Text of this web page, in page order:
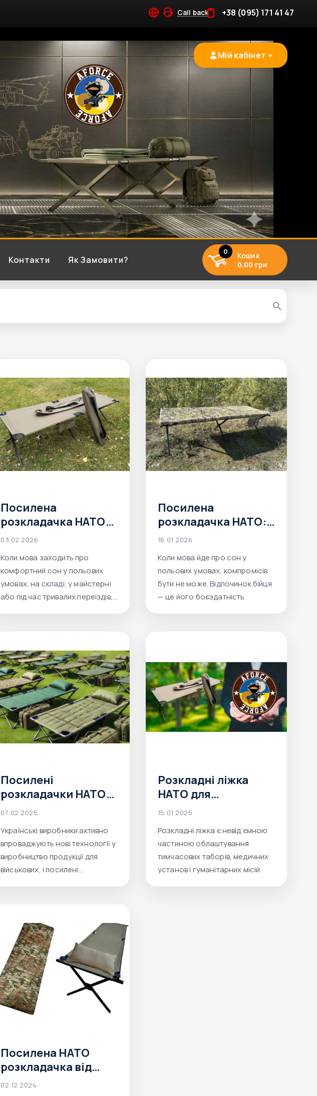
Call back +38 (095) 171 41 47
Мій кабінет
Контакти Як Замовити?
0
Кошик
0,00 грн
Посилена
розкладачка НАТО
від AFORCE
03 02 2026
Коли мова заходить про
комфортний сон у польових
умовах, на складі, у майстерні
або під час тривалих переїздів,
Посилена
розкладачка НАТО:
сталевий каркас, до
Олива, Піксель,
Мультикам — Aforce
16 01 2026
Коли мова йде про сон у
польових умовах, компромісів
бути не може. Відпочинок бійця
— це його боєздатність.
Посилені
розкладачки НАТО
від українського
комфорт,
довговічність і
сучасні рішення.
07 02 2025
Українські виробники активно
впроваджують нові технології у
виробництво продукції для
військових, і посилені
Розкладні ліжка
НАТО для
екстремальних
польових таборів,
гуманітарних місій і
рятувальних служб
15 01 2025
Розкладні ліжка є невід’ємною
частиною облаштування
тимчасових таборів, медичних
установ і гуманітарних місій.
Посилена НАТО
розкладачка від
Aforce: надійність,
02 12 2024